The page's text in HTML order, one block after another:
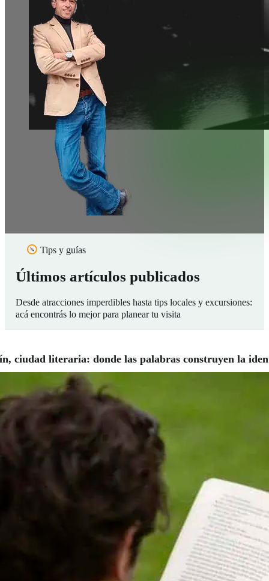
Tips y guías
Últimos artículos publicados
Desde atracciones imperdibles hasta tips locales y excursiones:
acá encontrás lo mejor para planear tu visita
ciudad literaria: donde las palabras construyen la